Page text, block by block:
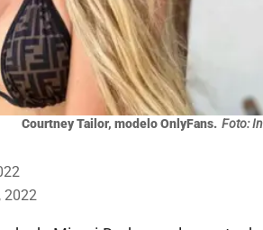
Courtney Tailor, modelo OnlyFans. Foto:
2022